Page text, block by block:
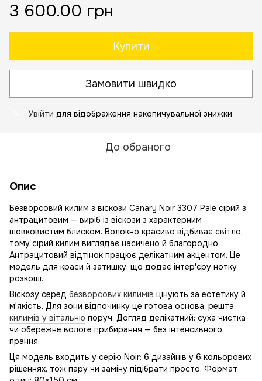
3 600.00 грн
Купити
Замовити швидко
Увійти для відображення накопичувальної знижки
До обраного
Опис
Безворсовий килим з віскози Canary Noir 3307 Pale сірий з
антрацитовим — виріб із віскози з характерним
шовковистим блиском. Волокно красиво відбиває світло,
тому сірий килим виглядає насичено й благородно.
Антрацитовий відтінок працює делікатним акцентом. Це
модель для краси й затишку, що додає інтер'єру нотку
розкоші.
Віскозу серед безворсових килимів цінують за естетику й
м'якість. Для зони відпочинку це готова основа, решта
килимів у вітальню поруч. Догляд делікатний: суха чистка
чи обережне вологе прибирання — без інтенсивного
прання.
Ця модель входить у серію Noir: 6 дизайнів у 6 кольорових
рішеннях, тож пару чи заміну підібрати просто. Формат